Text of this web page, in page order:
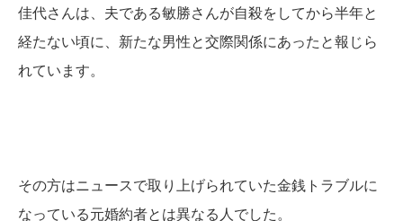
佳代さんは、夫である敏勝さんが自殺をしてから半年と
経たない頃に、新たな男性と交際関係にあったと報じら
れています。
その方はニュースで取り上げられていた金銭トラブルに
なっている元婚約者とは異なる人でした。